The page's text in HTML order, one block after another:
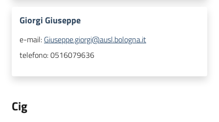
Giorgi Giuseppe
e-mail: Giuseppe.giorgi@ausl.bologna.it
telefono:0516079636
Cig